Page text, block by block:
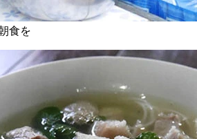
食を